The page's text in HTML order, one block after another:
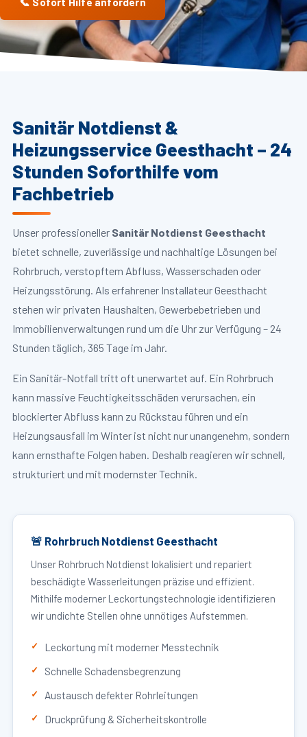
Sanitär Notdienst &
Heizungsservice Geesthacht – 24
Stunden Soforthilfe vom
Fachbetrieb
Unser professioneller Sanitär Notdienst Geesthacht
bietet schnelle, zuverlässige und nachhaltige Lösungen bei
Rohrbruch, verstopftem Abfluss, Wasserschaden oder
Heizungsstörung. Als erfahrener Installateur Geesthacht
stehen wir privaten Haushalten, Gewerbebetrieben und
Immobilienverwaltungen rund um die Uhr zur Verfügung – 24
Stunden täglich, 365 Tage im Jahr.
Ein Sanitär-Notfall tritt oft unerwartet auf. Ein Rohrbruch
kann massive Feuchtigkeitsschäden verursachen, ein
blockierter Abfluss kann zu Rückstau führen und ein
Heizungsausfall im Winter ist nicht nur unangenehm, sondern
kann ernsthafte Folgen haben. Deshalb reagieren wir schnell,
strukturiert und mit modernster Technik.
🚨 Rohrbruch Notdienst Geesthacht
Unser Rohrbruch Notdienst lokalisiert und repariert
beschädigte Wasserleitungen präzise und effizient.
Mithilfe moderner Leckortungstechnologie identifizieren
wir undichte Stellen ohne unnötiges Aufstemmen.
Leckortung mit moderner Messtechnik
Schnelle Schadensbegrenzung
Austausch defekter Rohrleitungen
Druckprüfung & Sicherheitskontrolle